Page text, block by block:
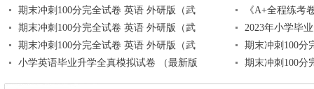
期末冲刺100分完全试卷 英语 外研版（武
期末冲刺100分完全试卷 英语 外研版（武
期末冲刺100分完全试卷 英语 外研版（武
小学英语毕业升学全真模拟试卷 （最新版
《A+全程练考
2023年小学毕
期末冲刺100分
期末冲刺100分